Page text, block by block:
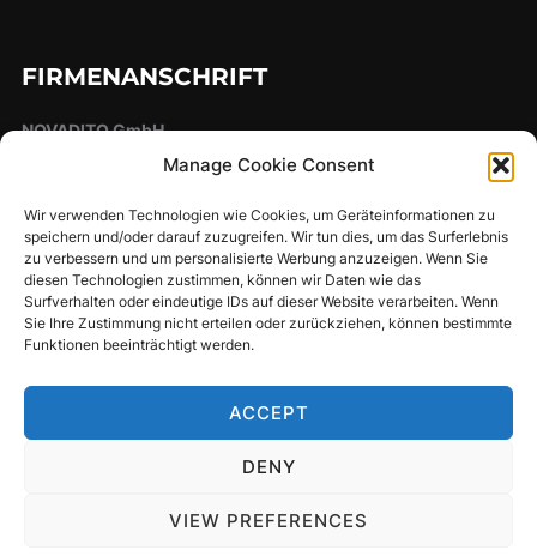
Manage Cookie Consent
Wir verwenden Technologien wie Cookies, um Geräteinformationen zu
speichern und/oder darauf zuzugreifen. Wir tun dies, um das Surferlebnis
zu verbessern und um personalisierte Werbung anzuzeigen. Wenn Sie
diesen Technologien zustimmen, können wir Daten wie das
Surfverhalten oder eindeutige IDs auf dieser Website verarbeiten. Wenn
Sie Ihre Zustimmung nicht erteilen oder zurückziehen, können bestimmte
Funktionen beeinträchtigt werden.
ACCEPT
DENY
VIEW PREFERENCES
FIRMENANSCHRIFT
NOVADITO GmbH
ImpressumDatenschutz
SOCIAL MEDIA
instagramlinkedin
Copyright © 2026 Startup-Optimierer by NOVADITO